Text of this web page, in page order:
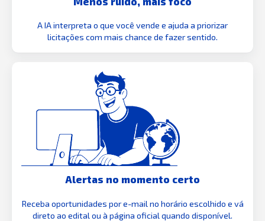
A IA interpreta o que você vende e ajuda a priorizar
licitações com mais chance de fazer sentido.
Alertas no momento certo
Receba oportunidades por e-mail no horário escolhido e vá
direto ao edital ou à página oficial quando disponível.